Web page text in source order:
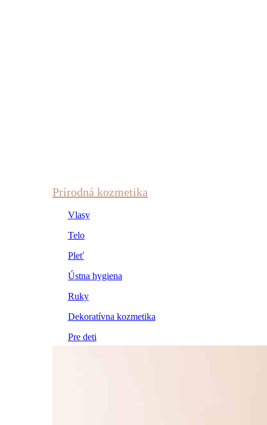
Prírodná kozmetika
Vlasy
Telo
Pleť
Ústna hygiena
Ruky
Dekoratívna kozmetika
Pre deti